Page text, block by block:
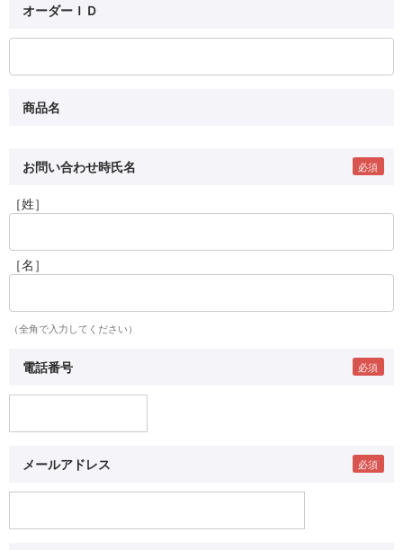
オーダーＩＤ
商品名
お問い合わせ時氏名
［姓］
［名］
（全角で入力してください）
電話番号
メールアドレス